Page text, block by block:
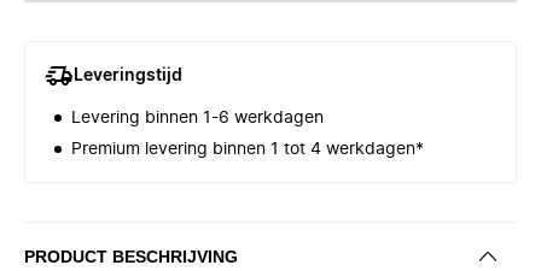
Leveringstijd
Levering binnen 1-6 werkdagen
Premium levering binnen 1 tot 4 werkdagen*
PRODUCT BESCHRIJVING